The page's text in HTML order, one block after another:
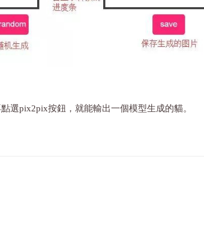
選pix2pix按鈕，就能輸出一個模型生成的貓。